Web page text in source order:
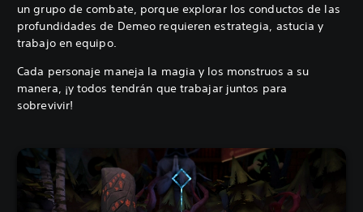
un grupo de combate, porque explorar los conductos de las
profundidades de Demeo requieren estrategia, astucia y
trabajo en equipo.
Cada personaje maneja la magia y los monstruos a su
manera, ¡y todos tendrán que trabajar juntos para
sobrevivir!